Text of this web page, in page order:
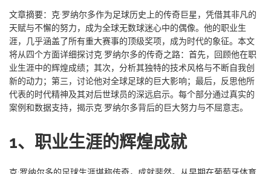
文章摘要：克·罗纳尔多作为足球历史上的传奇巨星，凭借其非凡的
天赋与不懈的努力，成为全球无数球迷心中的偶像。他的职业生
涯，几乎涵盖了所有重大赛事的顶级奖项，成为时代的象征。本文
将从四个方面详细探讨克·罗纳尔多的传奇之路：首先，回顾他在职
业生涯中的辉煌成绩；其次，分析其独特的技术风格与不断自我创
新的动力；第三，讨论他对全球足球的巨大影响；最后，反思他所
代表的时代精神及其对后世球员的深远启示。每个部分通过真实的
案例和数据支持，揭示克·罗纳尔多背后的巨大努力与不屈意志。
1、职业生涯的辉煌成就